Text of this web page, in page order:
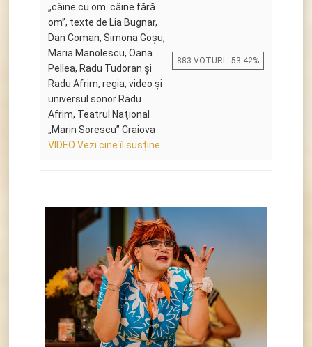
„câine cu om. câine fără
om”, texte de Lia Bugnar,
Dan Coman, Simona Goşu,
Maria Manolescu, Oana
Pellea, Radu Tudoran și
Radu Afrim, regia, video și
universul sonor Radu
Afrim, Teatrul Naţional
„Marin Sorescu” Craiova
VIDEO Vezi cine îl susține
883 VOTURI - 53.42%